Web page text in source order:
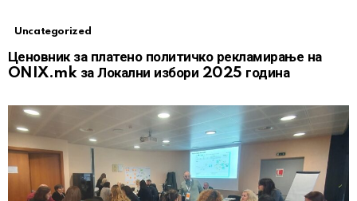
Uncategorized
Ценовник за платено политичко рекламирање на
ONIX.mk за Локални избори 2025 година